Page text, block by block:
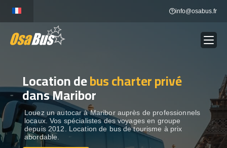
content
info@osabus.fr
LOCATION DE BUS Show dropdown
DESTINATIONS
OUR VÉHICULES
Location debus charter privé
dans Maribor
Louez un autocar à Maribor auprès de professionnels
locaux. Vos spécialistes des voyages en groupe
depuis 2012. Location de bus de tourisme à prix
abordable.